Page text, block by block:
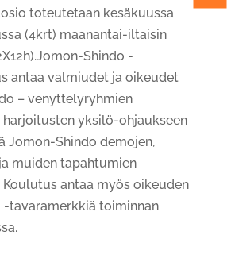
toteutetaan kesäkuussa
(4krt) maanantai-iltaisin
Shindo -
antaa valmiudet ja oikeudet
– venyttelyryhmien
harjoitusten yksilö-ohjaukseen
Jomon-Shindo demojen,
muiden tapahtumien
Koulutus antaa myös oikeuden
-tavaramerkkiä toiminnan